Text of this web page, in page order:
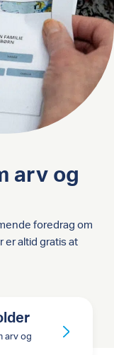
arv og
foredrag om
er altid gratis at
arv og